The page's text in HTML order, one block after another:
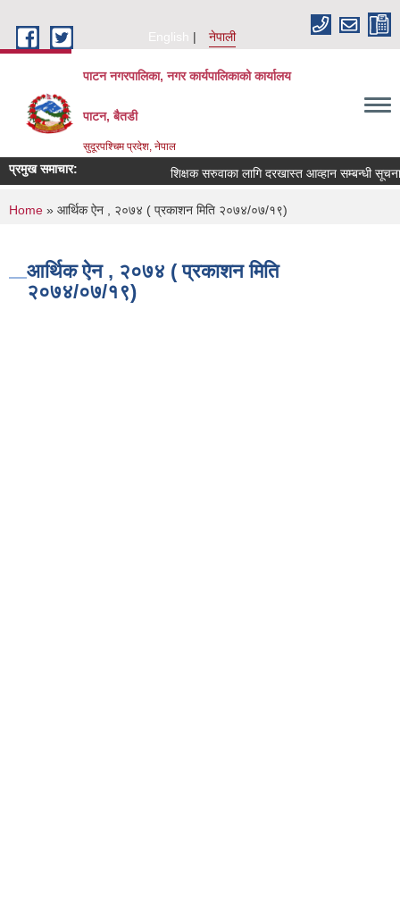
English
नेपाली
पाटन नगरपालिका, नगर कार्यपालिकाको कार्यालय
पाटन, बैतडी
सुदूरपश्चिम प्रदेश, नेपाल
प्रमुख समाचार: शिक्षक सरुवाका लागि दरखास्त आव्हान सम्बन्धी सूचना ।
You are here
Home » आर्थिक ऐन , २०७४ ( प्रकाशन मिति २०७४/०७/१९)
आर्थिक ऐन , २०७४ ( प्रकाशन मिति
२०७४/०७/१९)